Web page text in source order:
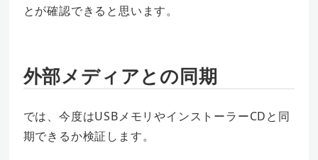
とが確認できると思います。
外部メディアとの同期
では、今度はUSBメモリやインストーラーCDと同
期できるか検証します。